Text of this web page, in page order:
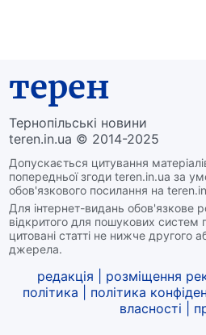
терен
Тернопільські новини
teren.in.ua © 2014-2025
Допускається цитування
попередньої згоди teren.in.ua за
обов'язкового посилання на
Для інтернет-видань обов'язкове
відкритого для пошукових систем
цитовані статті не нижче другого
джерела.
редакція розміщення
політика
політика
власності